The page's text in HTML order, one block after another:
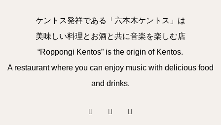
ケントス発祥である「六本木ケントス」は
美味しい料理とお酒と共に音楽を楽しむ店
“Roppongi Kentos” is the origin of Kentos.
A restaurant where you can enjoy music with delicious food
and drinks.